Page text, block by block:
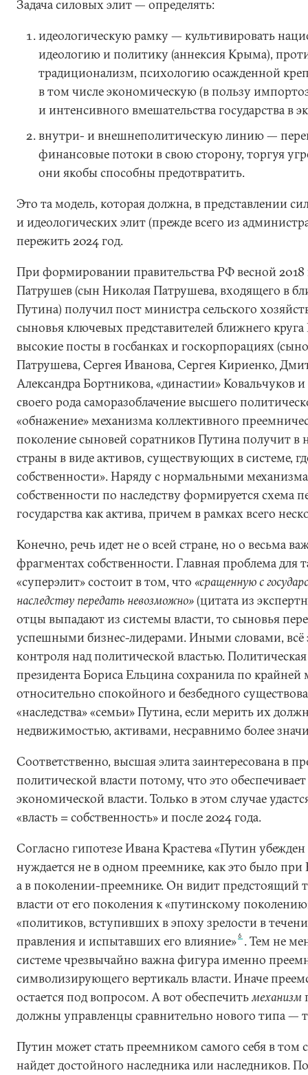
Задача силовых элит — определять:
идеологическую рамку — культивировать
идеологию и политику (аннексия Крыма),
традиционализм, психологию осажденной
в том числе экономическую (в пользу
и интенсивного вмешательства государства в
внутри- и внешнеполитическую линию —
финансовые потоки в свою сторону, торгуя
они якобы способны предотвратить.
Это та модель, которая должна, в представлении
и идеологических элит (прежде всего из
пережить 2024 год.
При формировании правительства РФ весной
Патрушев (сын Николая Патрушева, входящего в
Путина) получил пост министра сельского
сыновья ключевых представителей ближнего
высокие посты в госбанках и госкорпорациях
Патрушева, Сергея Иванова, Сергея Кириенко,
Александра Бортникова, «династии» Ковальчуков и
своего рода саморазоблачение высшего
«обнажение» механизма коллективного
поколение сыновей соратников Путина получит в
страны в виде активов, существующих в системе,
собственности». Наряду с нормальными
собственности по наследству формируется схема
государства как актива, причем в рамках всего
Конечно, речь идет не о всей стране, но о весьма
фрагментах собственности. Главная проблема для
«суперэлит» состоит в том, что «сращенную с
наследству передать невозможно»(цитата из
отцы выпадают из системы власти, то сыновья
успешными бизнес-лидерами. Иными словами, всё
контроля над политической властью.
президента Бориса Ельцина сохранила по
относительно спокойного и безбедного
«наследства» «семьи» Путина, если мерить их
недвижимостью, активами, несравнимо более
Соответственно, высшая элита заинтересована в
политической власти потому, что это
экономической власти. Только в этом случае
«власть = собственность» и после 2024 года.
Согласно гипотезе Ивана Крастева «Путин
нуждается не в одном преемнике, как это было при
а в поколении-преемнике. Он видит предстоящий
власти от его поколения к «путинскому
«политиков, вступивших в эпоху зрелости в
правления и испытавших его влияние»6 . Тем не
системе чрезвычайно важна фигура именно
символизирующего вертикаль власти. Иначе
остается под вопросом. А вот обеспечитьмеханизм
должны управленцы сравнительно нового типа —
Путин может стать преемником самого себя в том
найдет достойного наследника или наследников.